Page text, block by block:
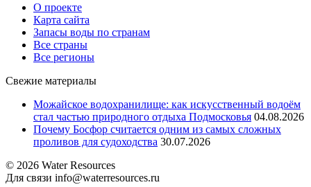
О проекте
Карта сайта
Запасы воды по странам
Все страны
Все регионы
Свежие материалы
Можайское водохранилище: как искусственный водоём
стал частью природного отдыха Подмосковья 04.08.2026
Почему Босфор считается одним из самых сложных
проливов для судоходства 30.07.2026
© 2026 Water Resources
Для связи info@waterresources.ru